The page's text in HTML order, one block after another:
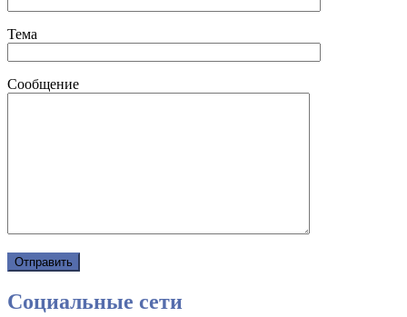
Тема
Сообщение
Социальные сети